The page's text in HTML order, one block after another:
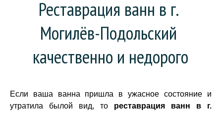
Реставрация ванн в г.
Могилёв-Подольский
качественно и недорого
Если ваша ванна пришла в ужасное состояние и
утратила былой вид, то реставрация ванн в г.